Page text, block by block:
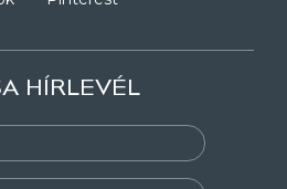
HÍRLEVÉL